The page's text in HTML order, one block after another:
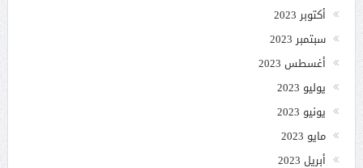
أكتوبر 2023
سبتمبر 2023
أغسطس 2023
يوليو 2023
يونيو 2023
مايو 2023
أبريل 2023